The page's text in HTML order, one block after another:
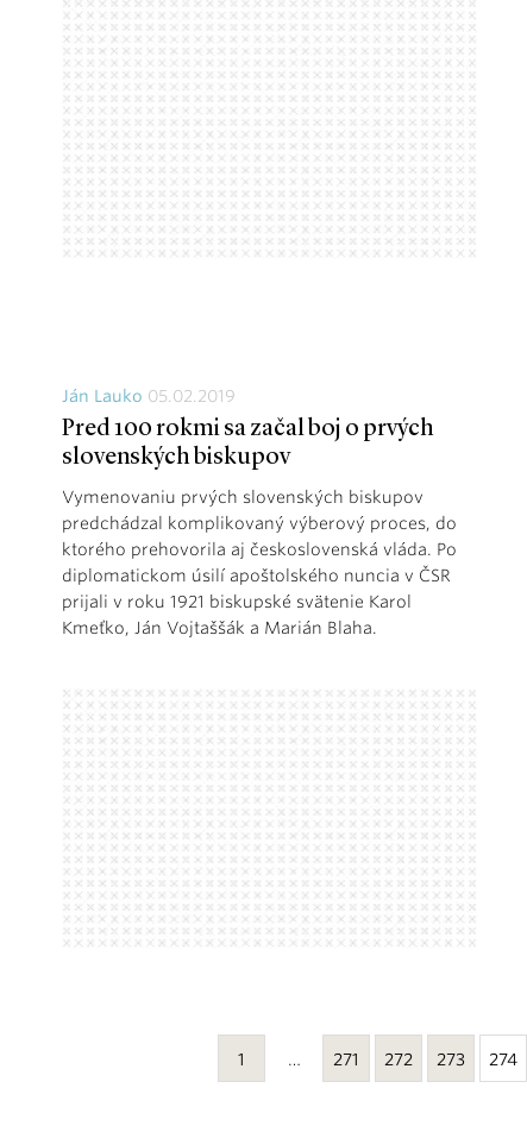
Ján Lauko 05.02.2019
Pred 100 rokmi sa začal boj o prvých
slovenských biskupov
Vymenovaniu prvých slovenských biskupov
predchádzal komplikovaný výberový proces, do
ktorého prehovorila aj československá vláda. Po
diplomatickom úsilí apoštolského nuncia v ČSR
prijali v roku 1921 biskupské svätenie Karol
Kmeťko, Ján Vojtaššák a Marián Blaha.
1 … 271 272 273 274